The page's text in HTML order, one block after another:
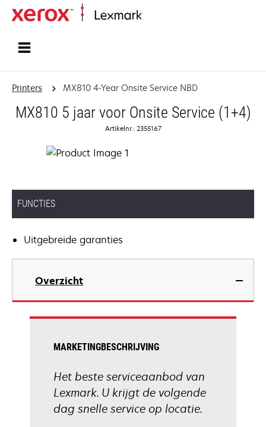
Printers MX810 4-Year Onsite Service NBD
MX810 5 jaar voor Onsite Service (1+4)
Artikelnr.: 2355167
FUNCTIES
Uitgebreide garanties
Overzicht
MARKETINGBESCHRIJVING
Het beste serviceaanbod van
Lexmark. U krijgt de volgende
dag snelle service op locatie.